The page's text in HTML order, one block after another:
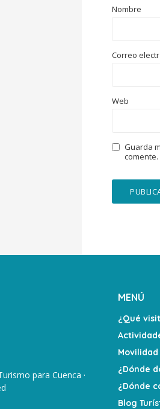
Nombre
Correo
Web
Guarda
comente.
para Cuenca ·
MENÚ
¿Qué
Movilidad
¿Dónde
¿Dónde
Blog